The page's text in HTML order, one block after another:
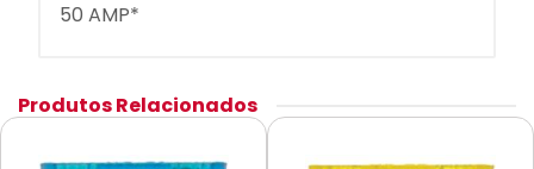
50 AMP*
Produtos Relacionados